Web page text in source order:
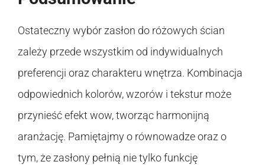
Ostateczny wybór zasłon do różowych ścian
zależy przede wszystkim od indywidualnych
preferencji oraz charakteru wnętrza. Kombinacja
odpowiednich kolorów, wzorów i tekstur może
przynieść efekt wow, tworząc harmonijną
aranżację. Pamiętajmy o równowadze oraz o
tym, że zasłony pełnią nie tylko funkcję